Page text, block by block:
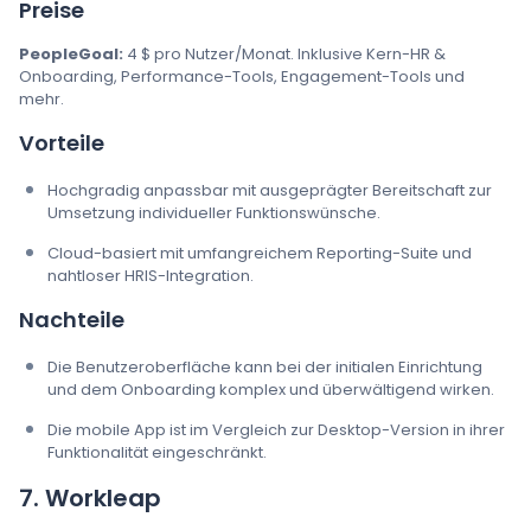
Preise
PeopleGoal: 4 $ pro Nutzer/Monat. Inklusive Kern-HR &
Onboarding, Performance-Tools, Engagement-Tools und
mehr.
Vorteile
Hochgradig anpassbar mit ausgeprägter Bereitschaft zur
Umsetzung individueller Funktionswünsche.
Cloud-basiert mit umfangreichem Reporting-Suite und
nahtloser HRIS-Integration.
Nachteile
Die Benutzeroberfläche kann bei der initialen Einrichtung
und dem Onboarding komplex und überwältigend wirken.
Die mobile App ist im Vergleich zur Desktop-Version in ihrer
Funktionalität eingeschränkt.
7. Workleap